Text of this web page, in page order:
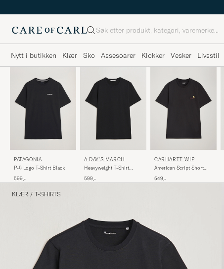
Søk
Nytt i butikken Klær Sko Assesoarer Klokker Vesker Livsstil
PATAGONIA
P-6 Logo T-Shirt Black
599,-
A DAY'S MARCH
Heavyweight T-Shirt
599,-
CARHARTT WIP
American Script Short
549,-
KLÆR / T-SHIRTS